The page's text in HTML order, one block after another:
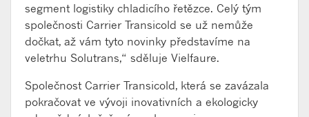
segment logistiky chladicího řetězce. Celý tým
společnosti Carrier Transicold se už nemůže
dočkat, až vám tyto novinky představíme na
veletrhu Solutrans,“ sděluje Vielfaure.
Společnost Carrier Transicold, která se zavázala
pokračovat ve vývoji inovativních a ekologicky